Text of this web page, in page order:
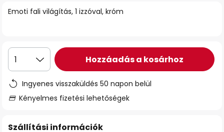
Emoti fali világítás, 1 izzóval, króm
1 Hozzáadás a kosárhoz
Ingyenes visszaküldés 50 napon belül
Kényelmes fizetési lehetőségek
Szállítási információk